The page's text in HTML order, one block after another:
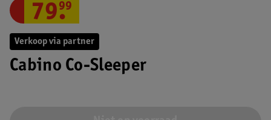
Verkoop via partner
Cabino Co-Sleeper
79.
99